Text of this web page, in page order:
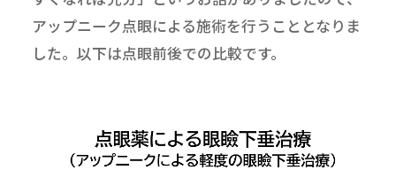
アップニーク点眼による施術を行うこととなりま
した。以下は点眼前後での比較です。